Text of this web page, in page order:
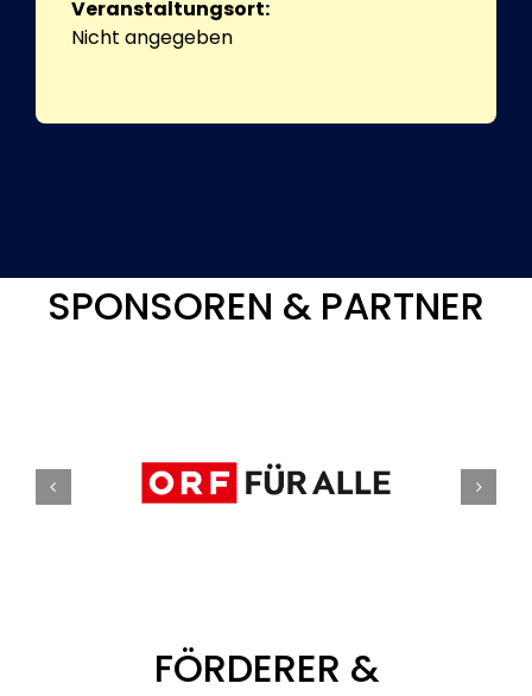
Veranstaltungsort:
Nicht angegeben
SPONSOREN & PARTNER
FÖRDERER &